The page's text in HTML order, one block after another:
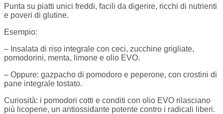
Punta su piatti unici freddi, facili da digerire, ricchi di nutrienti
e poveri di glutine.
Esempio:
– Insalata di riso integrale con ceci, zucchine grigliate,
pomodorini, menta, limone e olio EVO.
– Oppure: gazpacho di pomodoro e peperone, con crostini di
pane integrale tostato.
Curiosità: i pomodori cotti e conditi con olio EVO rilasciano
più licopene, un antiossidante potente contro i radicali liberi.